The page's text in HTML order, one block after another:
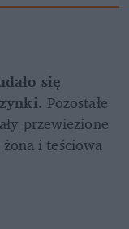
się
Pozostałe
przewiezione
i teściowa